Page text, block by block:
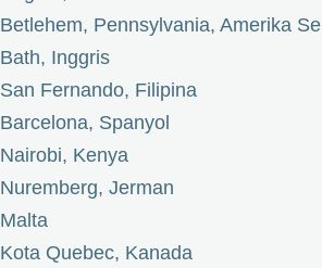
Betlehem, Pennsylvania, Amerika
Bath, Inggris
San Fernando, Filipina
Barcelona, Spanyol
Nairobi, Kenya
Nuremberg, Jerman
Malta
Kota Quebec, Kanada